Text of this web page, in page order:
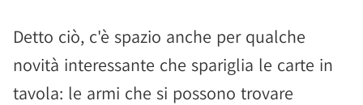
Detto ciò, c'è spazio anche per qualche
novità interessante che spariglia le carte in
tavola: le armi che si possono trovare